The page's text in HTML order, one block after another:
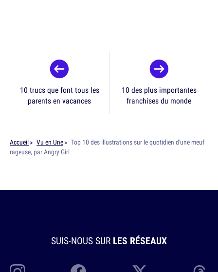
10 trucs que font tous les
parents en vacances
10 des plus importantes
franchises du monde
Accueil Vu en Une
Top 10 des illustrations sur le quotidien d'une meuf
rageuse, par Angry Girl
SUIS-NOUS SUR LES RÉSEAUX